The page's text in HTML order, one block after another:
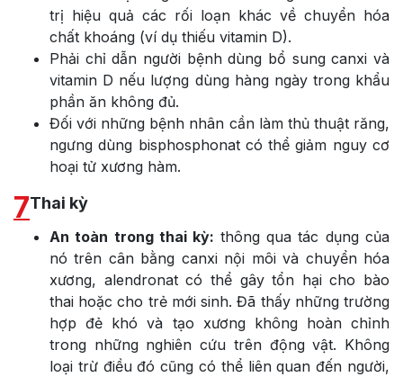
trị hiệu quả các rối loạn khác về chuyển hóa
chất khoáng (ví dụ thiếu vitamin D).
Phải chỉ dẫn người bệnh dùng bổ sung canxi và
vitamin D nếu lượng dùng hàng ngày trong khẩu
phần ăn không đủ.
Đối với những bệnh nhân cần làm thủ thuật răng,
ngưng dùng bisphosphonat có thể giảm nguy cơ
hoại tử xương hàm.
7Thai kỳ
An toàn trong thai kỳ: thông qua tác dụng của
nó trên cân bằng canxi nội môi và chuyển hóa
xương, alendronat có thể gây tổn hại cho bào
thai hoặc cho trẻ mới sinh. Đã thấy những trường
hợp đẻ khó và tạo xương không hoàn chỉnh
trong những nghiên cứu trên động vật. Không
loại trừ điều đó cũng có thể liên quan đến người,